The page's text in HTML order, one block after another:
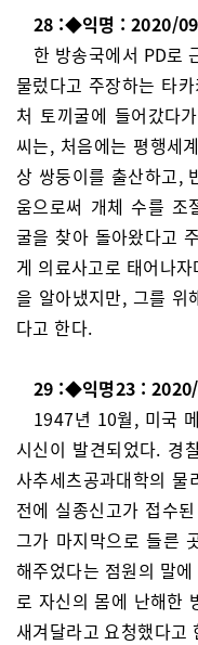
28 :◆익명 : 2020/
한 방송국에서 PD로
물렀다고 주장하는 타
처 토끼굴에 들어갔다
씨는, 처음에는 평행세
상 쌍둥이를 출산하고,
움으로써 개체 수를 조
굴을 찾아 돌아왔다고
게 의료사고로 태어나
을 알아냈지만, 그를 위
다고 한다.
29 :◆익명23 :
1947년 10월, 미국
시신이 발견되었다. 경
사추세츠공과대학의
전에 실종신고가 접수
그가 마지막으로 들른
해주었다는 점원의 말
로 자신의 몸에 난해한
새겨달라고 요청했다고